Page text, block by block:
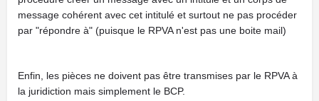
message cohérent avec cet intitulé et surtout ne pas procéder
par "répondre à" (puisque le RPVA n'est pas une boite mail)
Enfin, les pièces ne doivent pas être transmises par le RPVA à
la juridiction mais simplement le BCP.